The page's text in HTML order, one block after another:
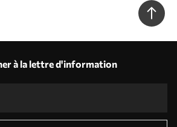
à la lettre d'information